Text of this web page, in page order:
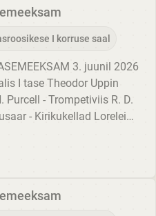
I korruse saal
3. juunil 2026
I tase Theodor Uppin
Purcell - Trompetiviis R. D.
- Kirikukellad Lorelei